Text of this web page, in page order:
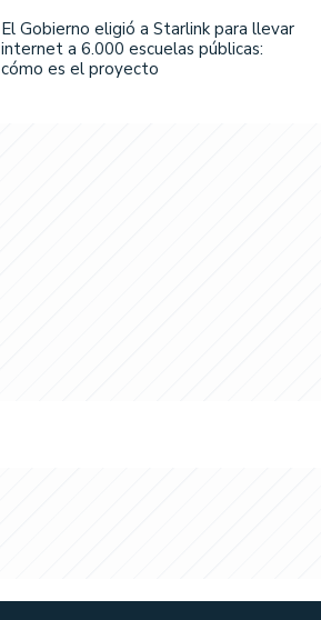
El Gobierno eligió a Starlink para llevar
internet a 6.000 escuelas públicas:
cómo es el proyecto